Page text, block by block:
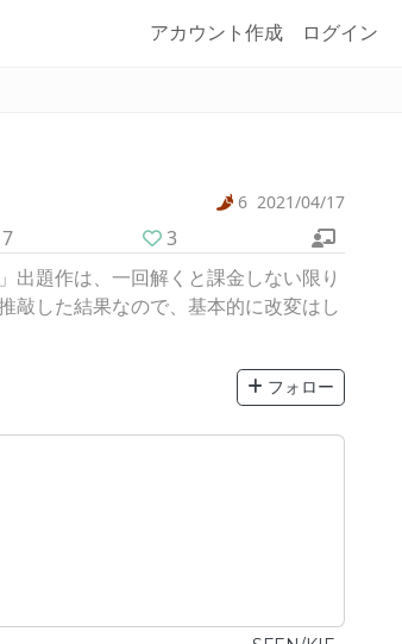
アカウント作成 ログイン
6 2021/04/17
7
3
出題作は、一回解くと課金しない限り
敲した結果なので、基本的に改変はし
フォロー